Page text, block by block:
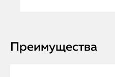
Преимущества